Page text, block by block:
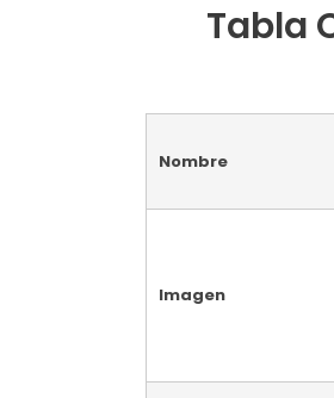
Tabla
Nombre
Imagen